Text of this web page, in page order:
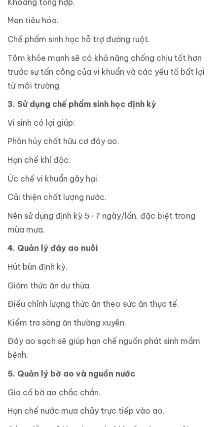
Men tiêu hóa.
Chế phẩm sinh học hỗ trợ đường ruột.
Tôm khỏe mạnh sẽ có khả năng chống chịu tốt hơn
trước sự tấn công của vi khuẩn và các yếu tố bất lợi
từ môi trường.
3. Sử dụng chế phẩm sinh học định kỳ
Vi sinh có lợi giúp:
Phân hủy chất hữu cơ đáy ao.
Hạn chế khí độc.
Ức chế vi khuẩn gây hại.
Cải thiện chất lượng nước.
Nên sử dụng định kỳ 5–7 ngày/lần, đặc biệt trong
mùa mưa.
4. Quản lý đáy ao nuôi
Hút bùn định kỳ.
Giảm thức ăn dư thừa.
Điều chỉnh lượng thức ăn theo sức ăn thực tế.
Kiểm tra sàng ăn thường xuyên.
Đáy ao sạch sẽ giúp hạn chế nguồn phát sinh mầm
bệnh.
5. Quản lý bờ ao và nguồn nước
Gia cố bờ ao chắc chắn.
Hạn chế nước mưa chảy trực tiếp vào ao.